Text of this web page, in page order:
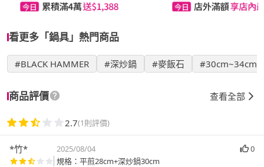
看更多「鍋具」熱門商品
#BLACK HAMMER #深炒鍋 #麥飯石 #30cm~34cm
商品評價 查看全部
2.7(1則評價)
*竹* 2025/08/04
0
規格：平煎28cm+深炒鍋30cm